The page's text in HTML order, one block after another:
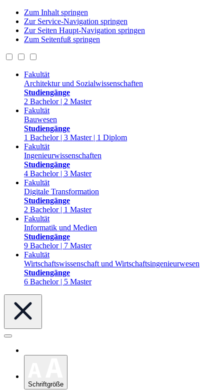
Zum Inhalt springen
Zur Service-Navigation springen
Zur Seiten Haupt-Navigation springen
Zum Seitenfuß springen
Fakultät
Architektur und Sozialwissenschaften
Studiengänge
2 Bachelor | 2 Master
Fakultät
Bauwesen
Studiengänge
1 Bachelor | 3 Master | 1 Diplom
Fakultät
Ingenieurwissenschaften
Studiengänge
4 Bachelor | 3 Master
Fakultät
Digitale Transformation
Studiengänge
2 Bachelor | 1 Master
Fakultät
Informatik und Medien
Studiengänge
9 Bachelor | 7 Master
Fakultät
Wirtschaftswissenschaft und Wirtschaftsingenieurwesen
Studiengänge
6 Bachelor | 5 Master
Schriftgröße